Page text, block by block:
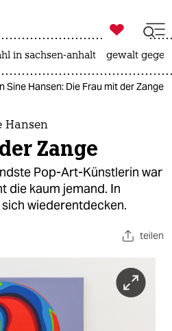
ich
ich

taz zahl ich
in sachsen-anhalt gewalt
Sine Hansen: Die Frau mit der Zange
Hansen
Zange
Pop-Art-Künstlerin war
die kaum jemand. In
wiederentdecken.
teilen